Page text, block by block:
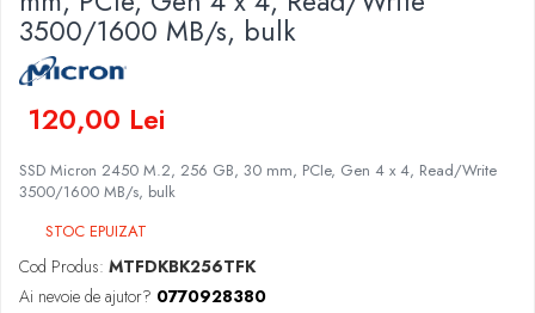
Genti Laptop
Incarcatoare laptop
Incarcatoare laptop refurbished
Standuri și Coolere Laptop
Alte accesorii
Card reader
Coolere
Surse PC
Carcase
Placi de baza
Componente Renew/Refurbished
Placi de baza REFURBISHED
Procesoare
Placi VIDEO
3500/1600 MB/s, bulk
120,00 Lei
SSD Micron 2450 M.2, 256 GB, 30 mm, PCIe, Gen 4 x 4, Read/Write
3500/1600 MB/s, bulk
STOC EPUIZAT
Cod Produs: MTFDKBK256TFK
Ai nevoie de ajutor? 0770928380